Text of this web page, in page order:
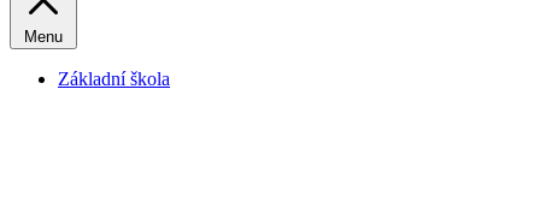
Menu
Základní škola